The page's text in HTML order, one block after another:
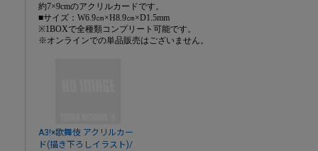
約7×9cmのアクリルカードです。
■サイズ：W6.9㎝×H8.9㎝×D1.5mm
※1BOXで全種類コンプリート可能です。
※オンラインでの単品販売はございません。
A3!×歌舞伎 アクリルカー
ド(描き下ろしイラスト)/